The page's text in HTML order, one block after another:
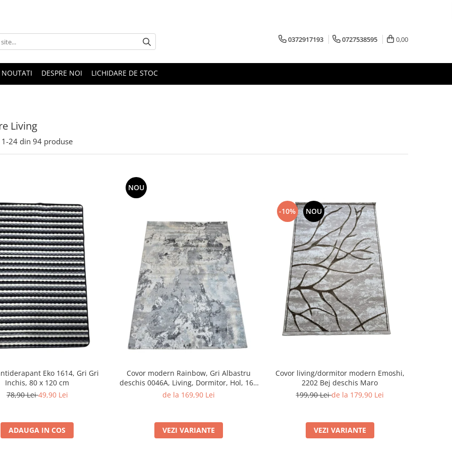
0372917193 0727538595 0,00
NOUTATI DESPRE NOI LICHIDARE DE STOC
Living
1-24 din 94 produse
Eko 1614, Gri Gri
Inchis, 80 x 120 cm
78,90 Lei49,90 Lei
ADAUGA IN COS
NOU
Covor modern Rainbow, Gri Albastru
deschis 0046A, Living, Dormitor, Hol, 160
x 230 cm
de la 169,90 Lei
VEZI VARIANTE
-10% NOU
Covor living/dormitor modern Emoshi,
2202 Bej deschis Maro
199,90 Leide la 179,90 Lei
VEZI VARIANTE